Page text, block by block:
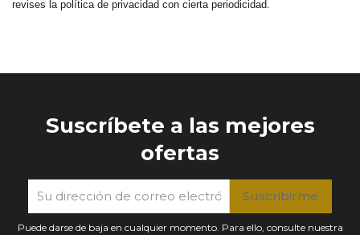
revises la política de privacidad con cierta periodicidad.
Suscríbete a las mejores
ofertas
Puede darse de baja en cualquier momento. Para ello, consulte nuestra